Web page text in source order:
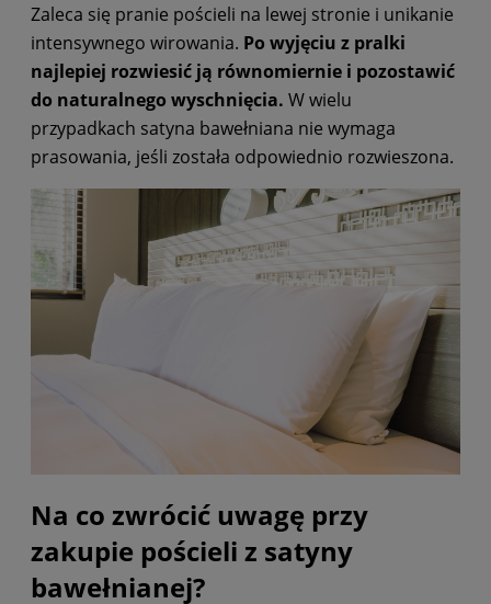
Zaleca się pranie pościeli na lewej stronie i unikanie
intensywnego wirowania. Po wyjęciu z pralki
najlepiej rozwiesić ją równomiernie i pozostawić
do naturalnego wyschnięcia. W wielu
przypadkach satyna bawełniana nie wymaga
prasowania, jeśli została odpowiednio rozwieszona.
Na co zwrócić uwagę przy
zakupie pościeli z satyny
bawełnianej?